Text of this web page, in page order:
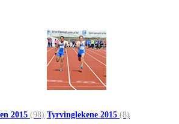
2015 (98) Tyrvinglekene 2015 (8)